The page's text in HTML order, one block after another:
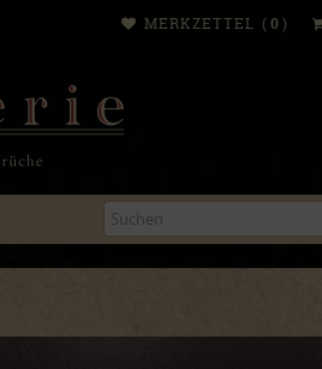
MERKZETTEL (0 )